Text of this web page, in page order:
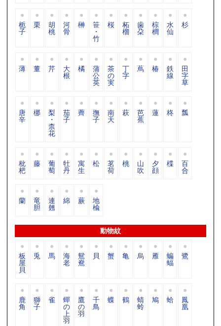
栀
子
栗 胡
桃
河
骨
榊 笹
・
竹
桜 柘
榴
歯
朶
棕
櫚
水
仙
杉
薄 董 芹 大
根
橘 蒲
公
英
茶
の
実
丁
字
蔦 椿 鉄
線
田
字
草
唐
辛
梛 梨
・
柰
花
茄
子
薺 撫
子
南
天
萩 芭
蕉
蓮 柊 瓢
枇
杷
藤 葡
萄
牡
丹
寓
生
松 茗
荷
桃 山
吹
夕
顔
楪 百
合
蘭 竜
胆
連
翹
綿 蕨 地
楡
動物紋
板
屋
貝
兎 馬 海
老
鴛
鴦
貝 蟹 亀 烏 雁 蝙
蝠
鷺
鹿
角
獅
子
雀 蟬
の
上
羽
鷹
の
羽
千
鳥
蝶 鶴 蜻
蛉
鳩 蛤 鳳
凰